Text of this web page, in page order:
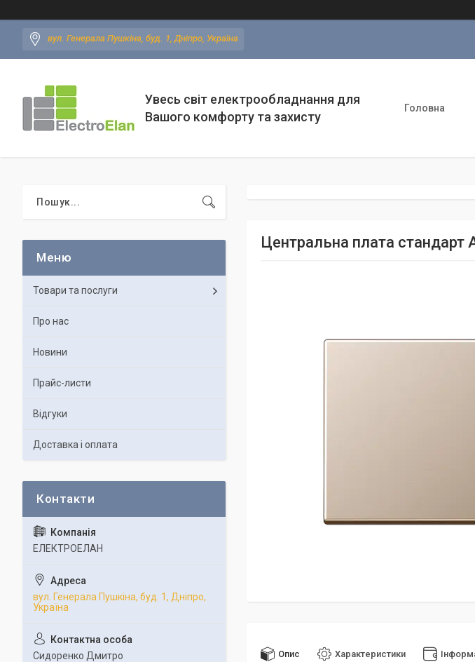
вул. Генерала Пушкіна, буд. 1, Дніпро, Україна
Увесь світ електрообладнання для
Вашого комфорту та захисту
Головна
Центральна плата стандарт
Опис Характеристики
Товари та послуги
Про нас
Новини
Прайс-листи
Відгуки
Доставка і оплата
ЕЛЕКТРОЕЛАН
вул. Генерала Пушкіна, буд. 1, Дніпро,
Україна
Сидоренко Дмитро